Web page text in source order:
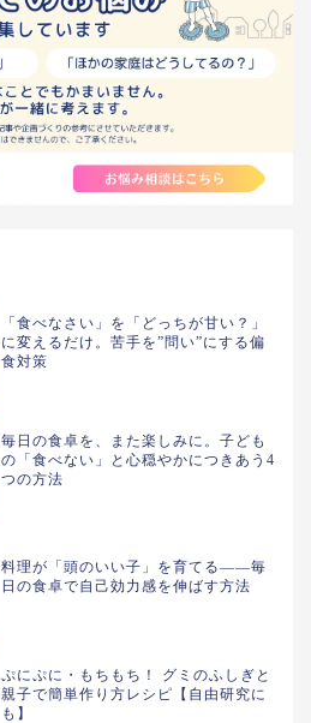
「食べなさい」を「どっちが甘い？」
に変えるだけ。苦手を”問い”にする偏
食対策
毎日の食卓を、また楽しみに。子ども
の「食べない」と心穏やかにつきあう4
つの方法
料理が「頭のいい子」を育てる――毎
日の食卓で自己効力感を伸ばす方法
ぷにぷに・もちもち！ グミのふしぎと
親子で簡単作り方レシピ【自由研究に
も】